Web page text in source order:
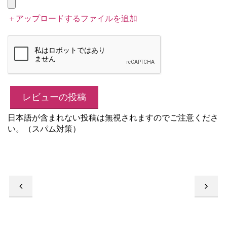
＋アップロードするファイルを追加
日本語が含まれない投稿は無視されますのでご注意くださ
い。（スパム対策）